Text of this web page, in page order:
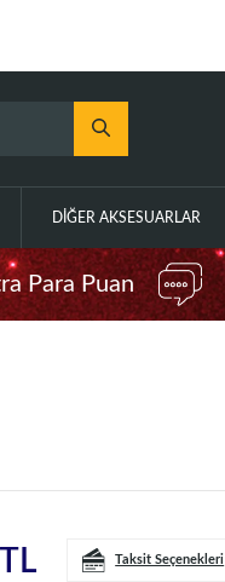
DIĞER AKSESUARLAR
Para Puan
Taksit Seçenekleri